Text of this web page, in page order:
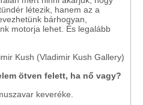
létezik, hanem az a
bárhogyan,
motorja lehet. És legalább
Kush (Vladimir Kush Gallery)
ötven felett, ha nő vagy?
keveréke.